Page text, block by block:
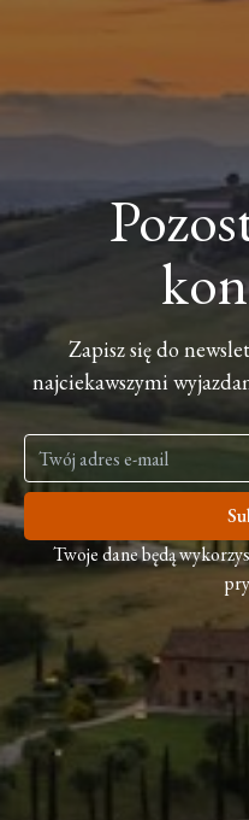
Zapisz się do
najciekawszymi
Twoje dane będą